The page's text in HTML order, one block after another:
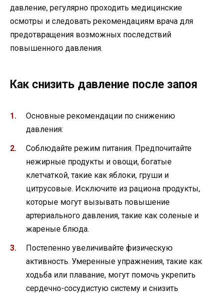
давление, регулярно проходить медицинские
осмотры и следовать рекомендациям врача для
предотвращения возможных последствий
повышенного давления.
Как снизить давление после запоя
Основные рекомендации по снижению
давления:
Соблюдайте режим питания. Предпочитайте
нежирные продукты и овощи, богатые
клетчаткой, такие как яблоки, груши и
цитрусовые. Исключите из рациона продукты,
которые могут вызывать повышение
артериального давления, такие как соленые и
жареные блюда.
Постепенно увеличивайте физическую
активность. Умеренные упражнения, такие как
ходьба или плавание, могут помочь укрепить
сердечно-сосудистую систему и снизить